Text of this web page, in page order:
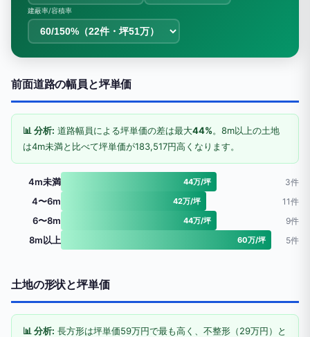
建蔽率/容積率
前面道路の幅員と坪単価
📊 分析: 道路幅員による坪単価の差は最大44%。8m以上の土地
は4m未満と比べて坪単価が183,517円高くなります。
4m未満 44万/坪 3件
4〜6m 42万/坪 11件
6〜8m 44万/坪 9件
8m以上 60万/坪 5件
土地の形状と坪単価
📊 分析: 長方形は坪単価59万円で最も高く、不整形（29万円）と